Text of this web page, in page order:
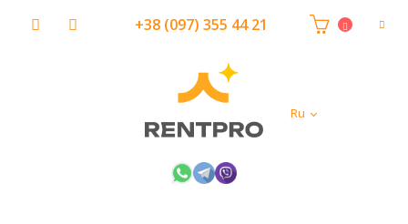
Ru
+38 (097) 355 44 21